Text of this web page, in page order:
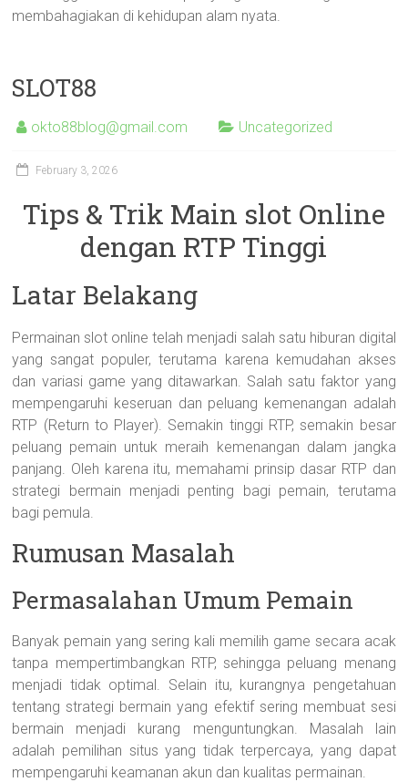
membahagiakan di kehidupan alam nyata.
SLOT88
okto88blog@gmail.com Uncategorized
February 3, 2026
Tips & Trik Main slot Online
dengan RTP Tinggi
Latar Belakang
Permainan slot online telah menjadi salah satu hiburan digital
yang sangat populer, terutama karena kemudahan akses
dan variasi game yang ditawarkan. Salah satu faktor yang
mempengaruhi keseruan dan peluang kemenangan adalah
RTP (Return to Player). Semakin tinggi RTP, semakin besar
peluang pemain untuk meraih kemenangan dalam jangka
panjang. Oleh karena itu, memahami prinsip dasar RTP dan
strategi bermain menjadi penting bagi pemain, terutama
bagi pemula.
Rumusan Masalah
Permasalahan Umum Pemain
Banyak pemain yang sering kali memilih game secara acak
tanpa mempertimbangkan RTP, sehingga peluang menang
menjadi tidak optimal. Selain itu, kurangnya pengetahuan
tentang strategi bermain yang efektif sering membuat sesi
bermain menjadi kurang menguntungkan. Masalah lain
adalah pemilihan situs yang tidak terpercaya, yang dapat
mempengaruhi keamanan akun dan kualitas permainan.